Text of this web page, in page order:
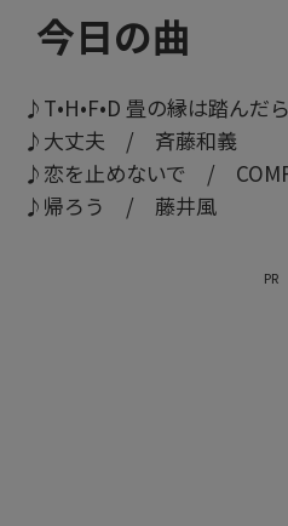
今日の曲
♪T•H•F•D 畳の縁は踏ん
♪大丈夫 / 斉藤和義
♪恋を止めないで /
♪帰ろう / 藤井風
PR